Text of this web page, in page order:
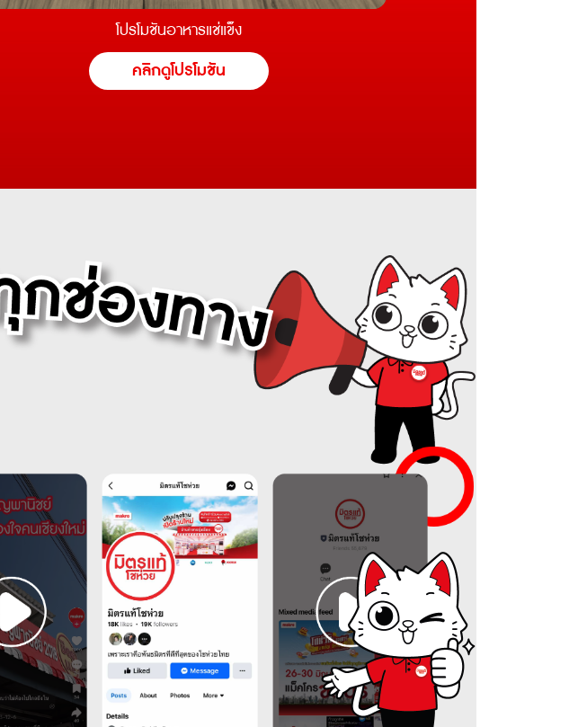
โปรโมชันอาหารแช่แข็ง
คลิกดูโปรโมชัน